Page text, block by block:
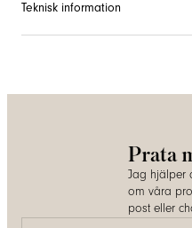
Teknisk information
Prata
Jag hjälper
om våra
post eller